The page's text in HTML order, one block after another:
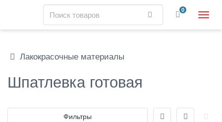
main
Найти 0
Лакокрасочные материалы
Шпатлевка готовая
Фильтры